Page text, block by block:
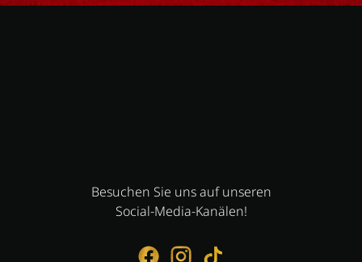
Besuchen Sie uns auf unseren
Social-Media-Kanälen!